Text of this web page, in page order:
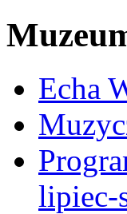
Echa
lipiec-